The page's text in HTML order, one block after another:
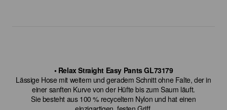
• Relax Straight Easy Pants GL73179
Lässige Hose mit weitem und geradem Schnitt ohne Falte, der in
einer sanften Kurve von der Hüfte bis zum Saum läuft.
Sie besteht aus 100 % recyceltem Nylon und hat einen